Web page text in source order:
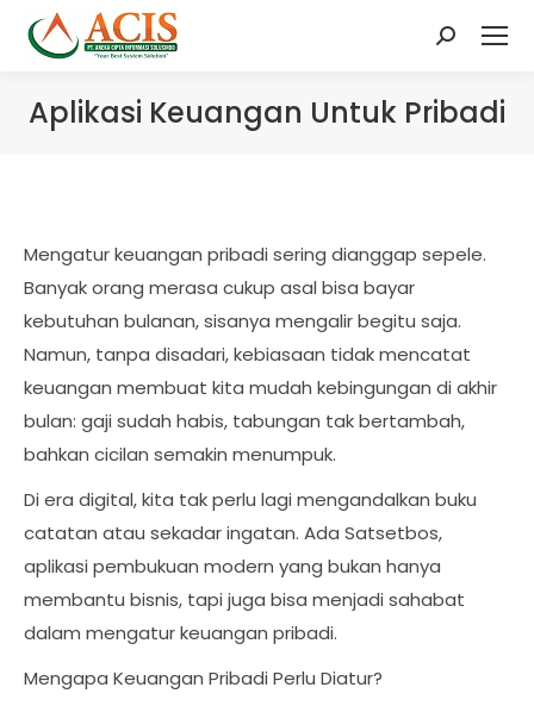
Search:
Aplikasi Keuangan Untuk Pribadi
Mengatur keuangan pribadi sering dianggap sepele.
Banyak orang merasa cukup asal bisa bayar
kebutuhan bulanan, sisanya mengalir begitu saja.
Namun, tanpa disadari, kebiasaan tidak mencatat
keuangan membuat kita mudah kebingungan di akhir
bulan: gaji sudah habis, tabungan tak bertambah,
bahkan cicilan semakin menumpuk.
Di era digital, kita tak perlu lagi mengandalkan buku
catatan atau sekadar ingatan. Ada Satsetbos,
aplikasi pembukuan modern yang bukan hanya
membantu bisnis, tapi juga bisa menjadi sahabat
dalam mengatur keuangan pribadi.
Mengapa Keuangan Pribadi Perlu Diatur?